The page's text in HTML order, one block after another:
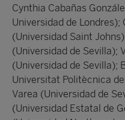
Cynthia Cabañas
Universidad de
(Universidad Saint
(Universidad de Sevilla);
(Universidad de Sevilla);
Universitat Politècnica
Varea (Universidad de
(Universidad Estatal de